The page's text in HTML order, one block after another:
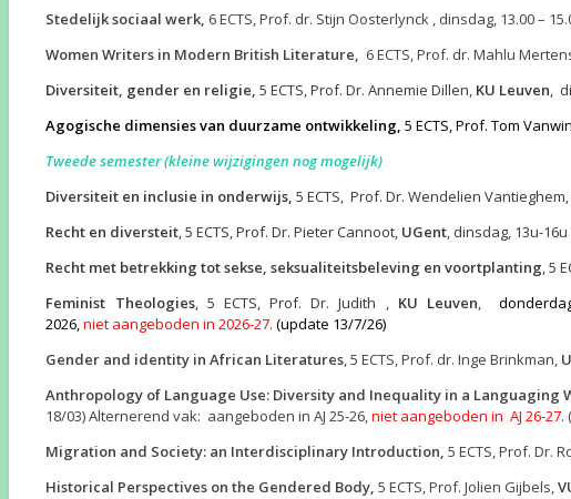
Stedelijk sociaal werk, 6 ECTS, Prof. dr. Stijn Oosterlynck , dinsdag, 13.00 –
Women Writers in Modern British Literature, 6 ECTS, Prof. dr. Mahlu
Diversiteit, gender en religie, 5 ECTS, Prof. Dr. Annemie Dillen, KU Leuven,
Agogische dimensies van duurzame ontwikkeling, 5 ECTS, Prof. Tom
Tweede semester (kleine wijzigingen nog mogelijk)
Diversiteit en inclusie in onderwijs,5 ECTS, Prof. Dr. Wendelien Vantieghem,
Recht en diversteit, 5 ECTS, Prof. Dr. Pieter Cannoot, UGent, dinsdag, 13u-
Recht met betrekking tot sekse, seksualiteitsbeleving en voortplanting, 5
Feminist Theologies, 5 ECTS, Prof. Dr. Judith , KU Leuven,
2026,niet aangeboden in 2026-27.(update 13/7/26)
Gender and identity in African Literatures, 5 ECTS, Prof. dr. Inge Brinkman,
Anthropology of Language Use: Diversity and Inequality in a Languaging
18/03) Alternerend vak: aangeboden in AJ 25-26,niet aangeboden in AJ 26-27.
Migration and Society: an Interdisciplinary Introduction, 5 ECTS, Prof. Dr.
Historical Perspectives on the Gendered Body, 5 ECTS, Prof. Jolien Gijbels,